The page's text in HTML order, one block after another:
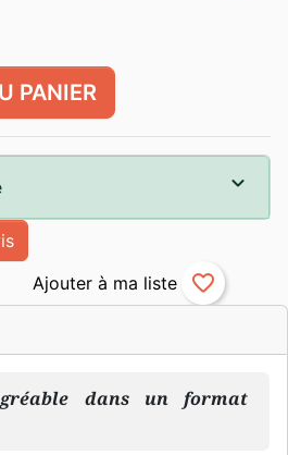
dans un format
PANIER
favorite_border